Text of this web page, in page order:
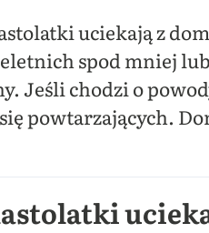
uciekają z
spod mniej
Jeśli chodzi o
powtarzających.